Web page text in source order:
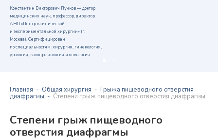
Константин Викторович Пучков — доктор
медицинских наук, профессор, директор
АНО «Центр клинической
и экспериментальной хирургии» (г.
Москва). Сертифицирован
по специальностям: хирургия, гинекология,
урология, колопроктология и онкология
Главная Общая хирургия Грыжа пищеводного отверстия
диафрагмы Степени грыж пищеводного отверстия диафрагмы
Степени грыж пищеводного
отверстия диафрагмы